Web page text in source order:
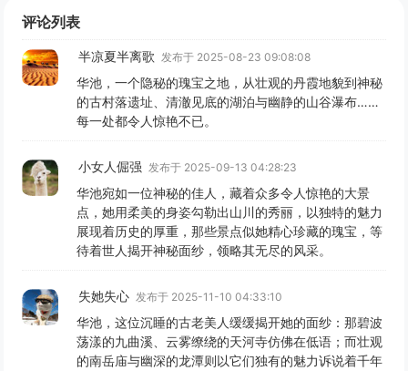
评论列表
半凉夏半离歌 发布于 2025-08-23 09:08:08
华池，一个隐秘的瑰宝之地，从壮观的丹霞地貌到神秘
的古村落遗址、清澈见底的湖泊与幽静的山谷瀑布……
每一处都令人惊艳不已。
小女人倔强 发布于 2025-09-13 04:28:23
华池宛如一位神秘的佳人，藏着众多令人惊艳的大景
点，她用柔美的身姿勾勒出山川的秀丽，以独特的魅力
展现着历史的厚重，那些景点似她精心珍藏的瑰宝，等
待着世人揭开神秘面纱，领略其无尽的风采。
失她失心 发布于 2025-11-10 04:33:10
华池，这位沉睡的古老美人缓缓揭开她的面纱：那碧波
荡漾的九曲溪、云雾缭绕的天河寺仿佛在低语；而壮观
的南岳庙与幽深的龙潭则以它们独有的魅力诉说着千年